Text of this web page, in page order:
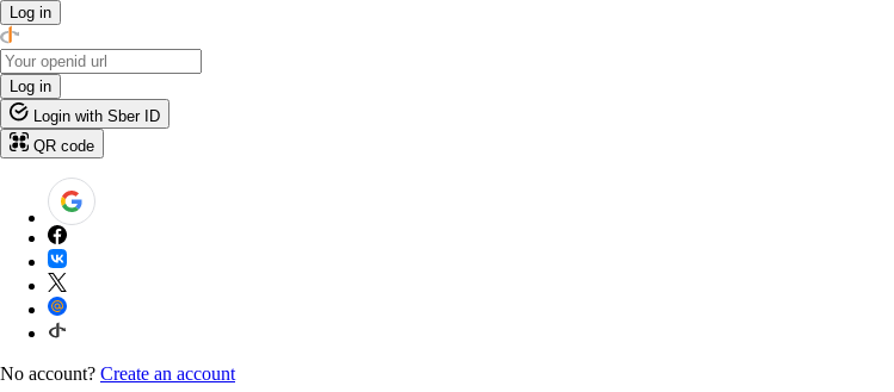
Log in
Log in
Login with Sber ID
QR code
No account? Create an account